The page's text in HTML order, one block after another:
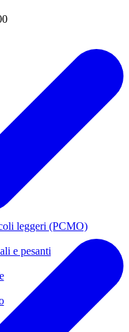
leggeri (PCMO)
e pesanti